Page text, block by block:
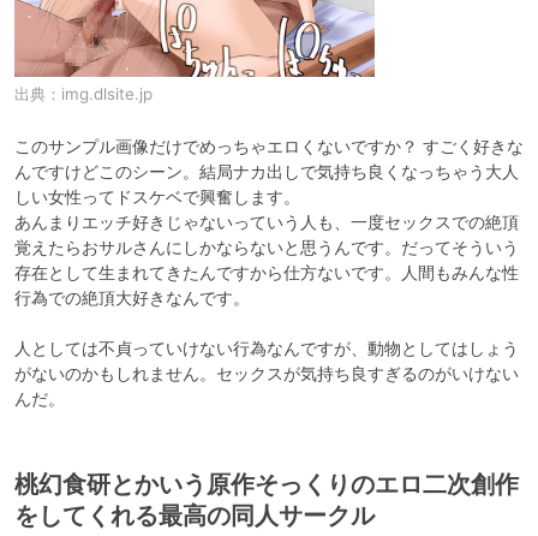
出典： img.dlsite.jp
このサンプル画像だけでめっちゃエロくないですか？ すごく好きな
んですけどこのシーン。結局ナカ出しで気持ち良くなっちゃう大人
しい女性ってドスケベで興奮します。
あんまりエッチ好きじゃないっていう人も、一度セックスでの絶頂
覚えたらおサルさんにしかならないと思うんです。だってそういう
存在として生まれてきたんですから仕方ないです。人間もみんな性
行為での絶頂大好きなんです。
人としては不貞っていけない行為なんですが、動物としてはしょう
がないのかもしれません。セックスが気持ち良すぎるのがいけない
んだ。
桃幻食研とかいう原作そっくりのエロ二次創作
をしてくれる最高の同人サークル